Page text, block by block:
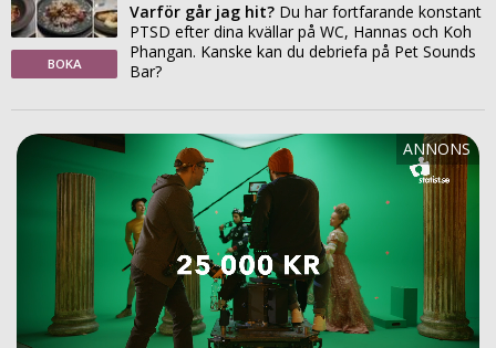
BOKA
Varför går jag hit? Du har fortfarande konstant
PTSD efter dina kvällar på WC, Hannas och Koh
Phangan. Kanske kan du debriefa på Pet Sounds
Bar?